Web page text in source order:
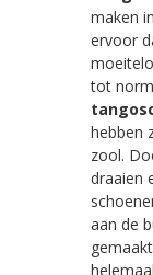
maken
ervoor
tot
hebben
zool.
draaien
aan de